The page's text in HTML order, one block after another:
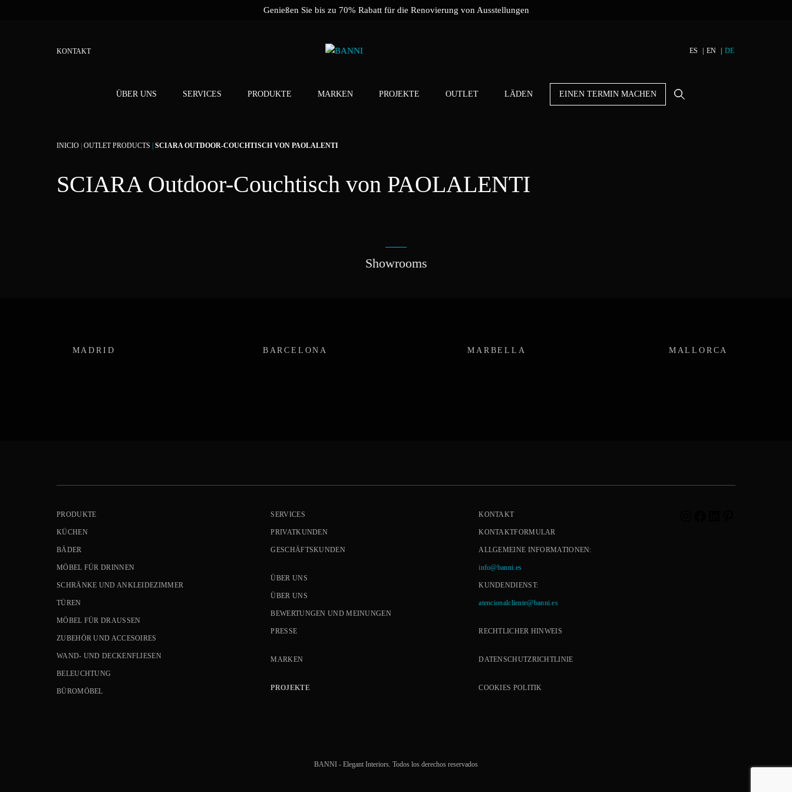
Genießen Sie bis zu 70% Rabatt für die Renovierung von Ausstellungen
KONTAKT ES EN DE
ÜBER UNS SERVICES PRODUKTE MARKEN PROJEKTE OUTLET LÄDEN EINEN TERMIN MACHEN
INICIO OUTLET PRODUCTS SCIARA OUTDOOR-COUCHTISCH VON PAOLALENTI
SCIARA Outdoor-Couchtisch von PAOLALENTI
Showrooms
MADRID BARCELONA MARBELLA MALLORCA
PRODUKTE
KÜCHEN
BÄDER
MÖBEL FÜR DRINNEN
SCHRÄNKE UND ANKLEIDEZIMMER
TÜREN
MÖBEL FÜR DRAUSSEN
ZUBEHÖR UND ACCESOIRES
WAND- UND DECKENFLIESEN
BELEUCHTUNG
BÜROMÖBEL
SERVICES
PRIVATKUNDEN
GESCHÄFTSKUNDEN
ÜBER UNS
ÜBER UNS
BEWERTUNGEN UND MEINUNGEN
PRESSE
MARKEN
PROJEKTE
KONTAKT
KONTAKTFORMULAR
ALLGEMEINE INFORMATIONEN:
info@banni.es
KUNDENDIENST:
atencionalcliente@banni.es
RECHTLICHER HINWEIS
DATENSCHUTZRICHTLINIE
COOKIES POLITIK
BANNI - Elegant Interiors. Todos los derechos reservados